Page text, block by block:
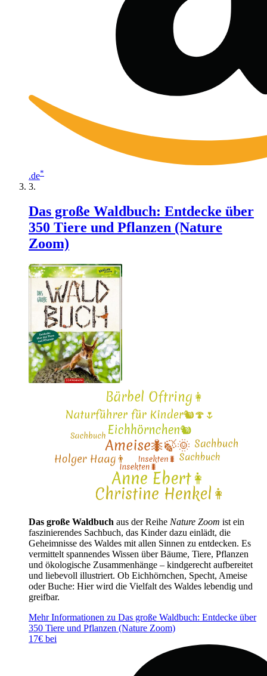
.de*
Das große Waldbuch: Entdecke über
350 Tiere und Pflanzen (Nature
Zoom)
Das große Waldbuch aus der Reihe Nature Zoom ist ein
faszinierendes Sachbuch, das Kinder dazu einlädt, die
Geheimnisse des Waldes mit allen Sinnen zu entdecken. Es
vermittelt spannendes Wissen über Bäume, Tiere, Pflanzen
und ökologische Zusammenhänge – kindgerecht aufbereitet
und liebevoll illustriert. Ob Eichhörnchen, Specht, Ameise
oder Buche: Hier wird die Vielfalt des Waldes lebendig und
greifbar.
Mehr Informationen zu Das große Waldbuch: Entdecke über
350 Tiere und Pflanzen (Nature Zoom)
17€ bei